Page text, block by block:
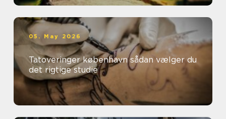
05. May 2026
Tatoveringer københavn sådan vælger du
det rigtige studie